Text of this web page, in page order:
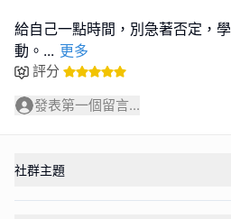
給自己一點時間，別急著否定，
動。 ... 更多
評分
發表第一個留言...
社群主題